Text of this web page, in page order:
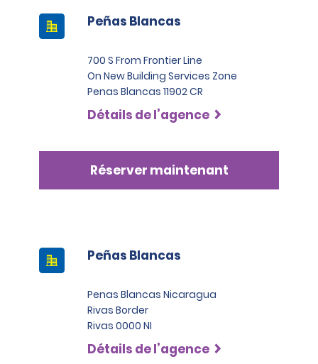
Peñas Blancas
700 S From Frontier Line
On New Building Services Zone
Penas Blancas 11902 CR
Détails de l’agence
Réserver maintenant
Peñas Blancas
Penas Blancas Nicaragua
Rivas Border
Rivas 0000 NI
Détails de l’agence